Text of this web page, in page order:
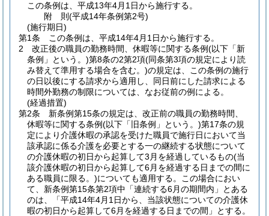
この条例は、平成13年4月1日から施行する。
附 則(平成14年条例第2号)
(施行期日)
第1条
この条例は、平成14年4月1日から施行する。
2
改正後の職員の勤務時間、休暇等に関する条例(以下「新
条例」という。)第8条の2第2項(同条第3項の規定により読
み替えて準用する場合を含む。)の規定は、この条例の施行
の日以後にする請求から適用し、同日前にした請求による
時間外勤務の制限については、なお従前の例による。
(経過措置)
第2条
新条例第15条の規定は、改正前の職員の勤務時間、
休暇等に関する条例(以下「旧条例」という。)第17条の規
定により介護休暇の承認を受けた職員で施行日において当
該承認に係る介護を必要とする一の継続する状態について
の介護休暇の初日から起算して3月を経過しているもの(当
該介護休暇の初日から起算して6月を経過する日までの間に
ある職員に限る。)についても適用する。
この場合におい
て、新条例第15条第2項中「連続する6月の期間内」とある
のは、「平成14年4月1日から、当該状態についての介護休
暇の初日から起算して6月を経過する日までの間」とする。